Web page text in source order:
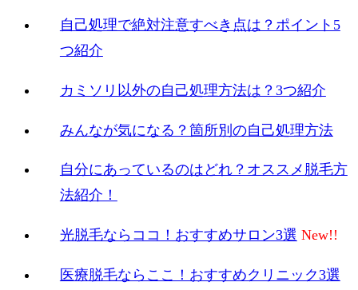
自己処理で絶対注意すべき点は？ポイント5
つ紹介
カミソリ以外の自己処理方法は？3つ紹介
みんなが気になる？箇所別の自己処理方法
自分にあっているのはどれ？オススメ脱毛方
法紹介！
光脱毛ならココ！おすすめサロン3選
医療脱毛ならここ！おすすめクリニック3選